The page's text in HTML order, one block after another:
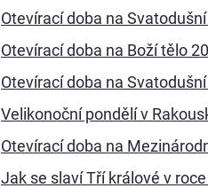
Otevírací doba na
Otevírací doba na Boží tělo
Otevírací doba na
Velikonoční pondělí v
Otevírací doba na
Jak se slaví Tří králové v